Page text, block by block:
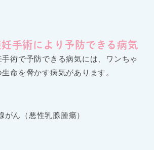
手術により予防できる病気
術で予防できる病気には、ワンちゃ
命を脅かす病気があります。
がん（悪性乳腺腫瘍）